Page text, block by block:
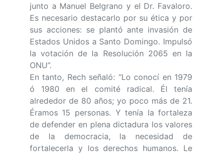
junto a Manuel Belgrano y el Dr. Favaloro.
Es necesario destacarlo por su ética y por
sus acciones: se plantó ante invasión de
Estados Unidos a Santo Domingo. Impulsó
la votación de la Resolución 2065 en la
ONU”.
En tanto, Rech señaló: “Lo conocí en 1979
ó 1980 en el comité radical. Él tenía
alrededor de 80 años; yo poco más de 21.
Éramos 15 personas. Y tenía la fortaleza
de defender en plena dictadura los valores
de la democracia, la necesidad de
fortalecerla y los derechos humanos. Le